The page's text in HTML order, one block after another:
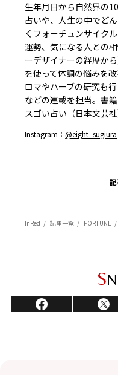
生年月日から自然界の
占いや、人生の中でど
くフォーチュンサイク
運勢、気になる人との
ーデザイナーの経歴か
を使って体調の悩みを
ロマやハーブの研究も
などの連載を担当。書
スゴい占い（日本文芸
Instagram：@eight_sugiura
InRed 記事一覧 FORTUNE
S